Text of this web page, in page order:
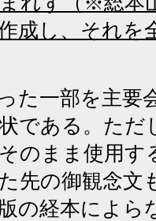
成し、それを
た一部を主要
である。ただ
のまま使用す
先の御観念文
の経本によら